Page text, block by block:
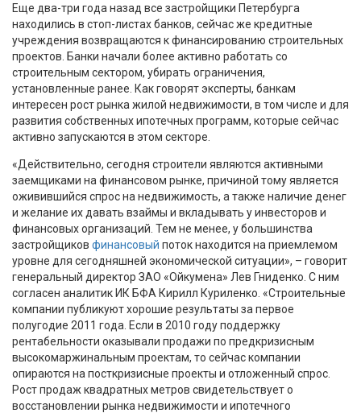
Еще два-три года назад все застройщики Петербурга
находились в стоп-листах банков, сейчас же кредитные
учреждения возвращаются к финансированию строительных
проектов. Банки начали более активно работать со
строительным сектором, убирать ограничения,
установленные ранее. Как говорят эксперты, банкам
интересен рост рынка жилой недвижимости, в том числе и для
развития собственных ипотечных программ, которые сейчас
активно запускаются в этом секторе.
«Действительно, сегодня строители являются активными
заемщиками на финансовом рынке, причиной тому является
оживившийся спрос на недвижимость, а также наличие денег
и желание их давать взаймы и вкладывать у инвесторов и
финансовых организаций. Тем не менее, у большинства
застройщиков финансовый поток находится на приемлемом
уровне для сегодняшней экономической ситуации», – говорит
генеральный директор ЗАО «Ойкумена» Лев Гниденко. С ним
согласен аналитик ИК БФА Кирилл Куриленко. «Строительные
компании публикуют хорошие результаты за первое
полугодие 2011 года. Если в 2010 году поддержку
рентабельности оказывали продажи по предкризисным
высокомаржинальным проектам, то сейчас компании
опираются на посткризисные проекты и отложенный спрос.
Рост продаж квадратных метров свидетельствует о
восстановлении рынка недвижимости и ипотечного